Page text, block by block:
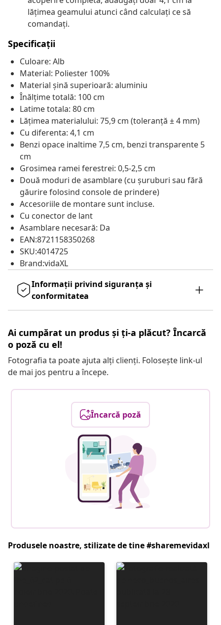
lățimea geamului atunci când calculați ce să
comandați.
Specificații
Culoare: Alb
Material: Poliester 100%
Material șină superioară: aluminiu
Înălțime totală: 100 cm
Latime totala: 80 cm
Lățimea materialului: 75,9 cm (toleranță ± 4 mm)
Cu diferenta: 4,1 cm
Benzi opace inaltime 7,5 cm, benzi transparente 5
cm
Grosimea ramei ferestrei: 0,5-2,5 cm
Două moduri de asamblare (cu șuruburi sau fără
găurire folosind console de prindere)
Accesoriile de montare sunt incluse.
Cu conector de lant
Asamblare necesară: Da
EAN:8721158350268
SKU:4014725
Brand:vidaXL
Informații privind siguranța și
conformitatea
Ai cumpărat un produs și ți-a plăcut? Încarcă
o poză cu el!
Fotografia ta poate ajuta alți clienți. Folosește link-ul
de mai jos pentru a începe.
Încarcă poză
Produsele noastre, stilizate de tine #sharemevidaxl